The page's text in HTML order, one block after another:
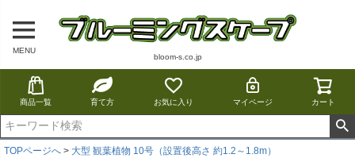
MENU
bloom-s.co.jp
商品一覧 育て方 お気に入り マイページ カート
TOPページへ
大型 観葉植物 10号（設置後高さ 約1.2～1.8m）